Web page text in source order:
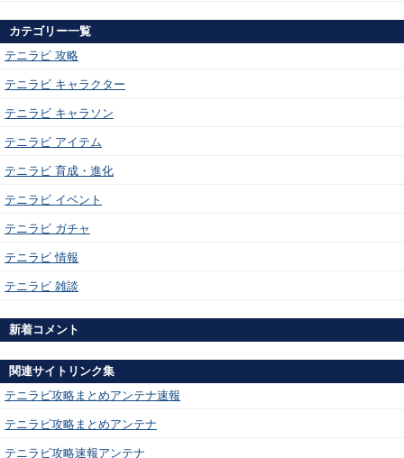
カテゴリー一覧
テニラビ 攻略
テニラビ キャラクター
テニラビ キャラソン
テニラビ アイテム
テニラビ 育成・進化
テニラビ イベント
テニラビ ガチャ
テニラビ 情報
テニラビ 雑談
新着コメント
関連サイトリンク集
テニラビ攻略まとめアンテナ速報
テニラビ攻略まとめアンテナ
テニラビ攻略速報アンテナ